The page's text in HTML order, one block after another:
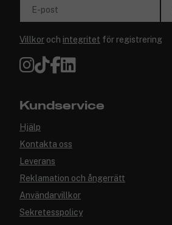
E-post
Villkor och integritet för registrering
Kundservice
Hjälp
Kontakta oss
Leverans
Reklamation och ångerrätt
Användarvillkor
Sekretesspolicy